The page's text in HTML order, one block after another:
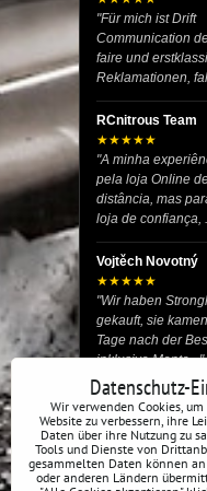
"Für mich ist Drift
Communication
faire und
Reklamationen,
RCnitrous Team
★★★★★
"A minha
pela loja Online
distância, mas
loja de confiança,
Vojtěch Novotný
★★★★★
"Wir haben
gekauft, sie
Tage nach der
inklusive Monta..."
josef helmich
★★★★★
"Hier gibt es viele
du für dein Drift-
verwenden
Datenschutz-
Wir verwenden Cookies,
Website zu verbessern, ihre
Daten über ihre Nutzung zu
Tools und Dienste von
gesammelten Daten können
oder anderen Ländern